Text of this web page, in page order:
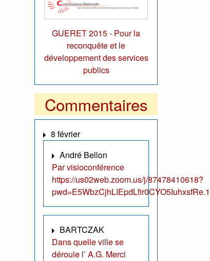
GUERET 2015 - Pour la
reconquête et le
développement des services
publics
Commentaires
8 février
André Bellon
Par visioconférence
https://us02web.zoom.us/j/87478410618?
BARTCZAK
Dans quelle ville se
déroule l’ A.G. Merci